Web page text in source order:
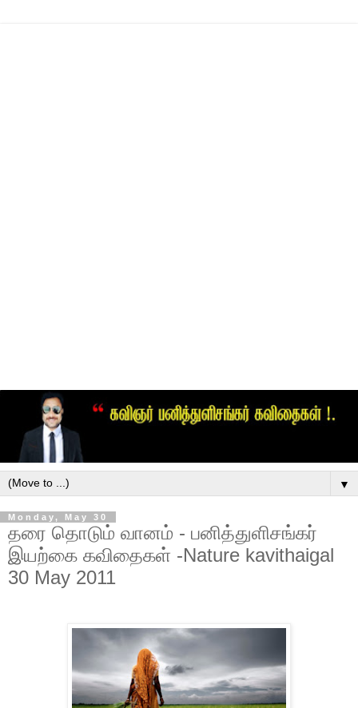
▼
Monday, May 30
தரை தொடும் வானம் - பனித்துளிசங்கர்
இயற்கை கவிதைகள் -Nature kavithaigal
30 May 2011